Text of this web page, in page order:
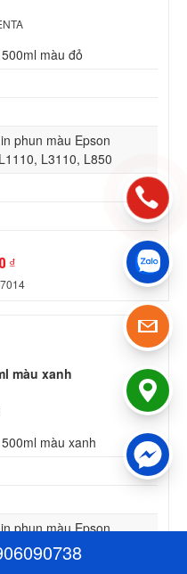
màu đỏ
phun màu Epson
L3110, L850
₫
màu xanh
màu xanh
phun màu Epson
L3110, L850